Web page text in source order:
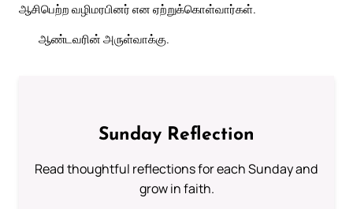
ஆசிபெற்ற வழிமரபினர் என ஏற்றுக்கொள்வார்கள்.
ஆண்டவரின் அருள்வாக்கு.
Sunday Reflection
Read thoughtful reflections for each Sunday and
grow in faith.